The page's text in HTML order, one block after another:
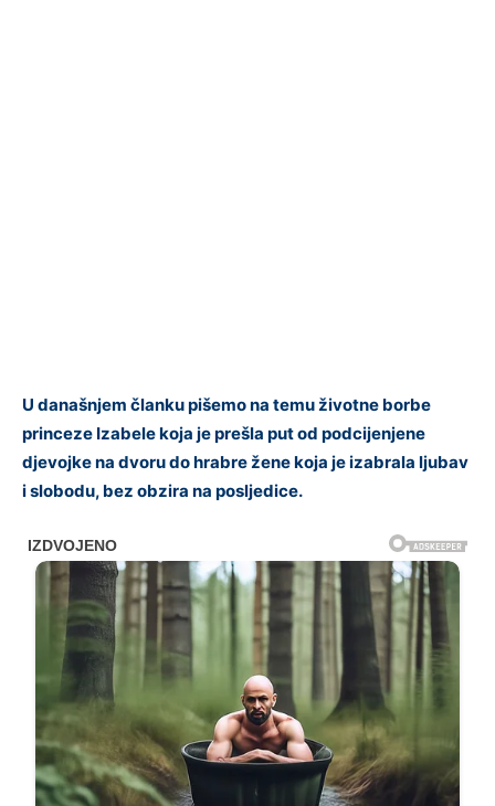
U današnjem članku pišemo na temu životne borbe
princeze Izabele koja je prešla put od podcijenjene
djevojke na dvoru do hrabre žene koja je izabrala ljubav
i slobodu, bez obzira na posljedice.